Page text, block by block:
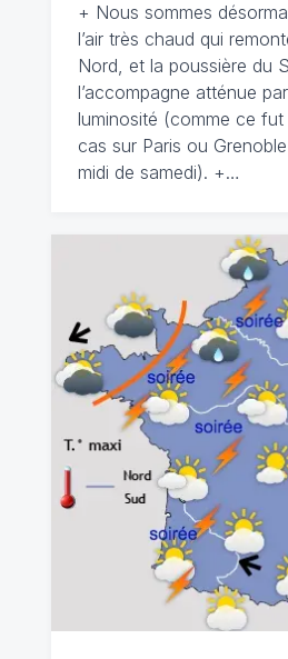
+ Nous sommes
l’air très chaud qui
Nord, et la poussière du
l’accompagne atténue
luminosité (comme ce fut
cas sur Paris ou
midi de samedi). +…